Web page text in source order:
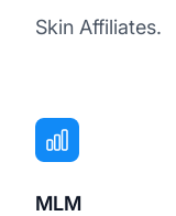
Skin Affiliates.
MLM